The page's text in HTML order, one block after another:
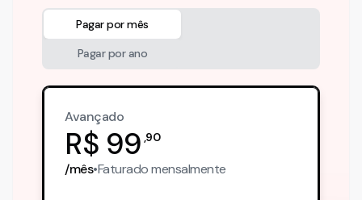
Pagar por mês
Pagar por ano
Avançado
R$ 99 ,90
/mês•Faturadomensalmente